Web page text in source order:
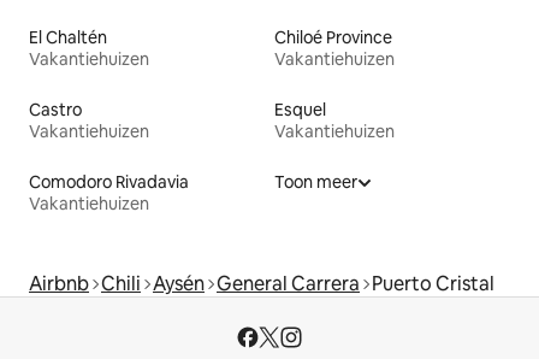
El Chaltén
Vakantiehuizen
Chiloé Province
Vakantiehuizen
Castro
Vakantiehuizen
Esquel
Vakantiehuizen
Comodoro Rivadavia
Vakantiehuizen
Toon meer
Airbnb Chili Aysén General Carrera Puerto Cristal